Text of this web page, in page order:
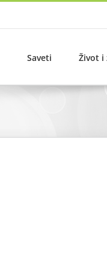
Saveti Život i